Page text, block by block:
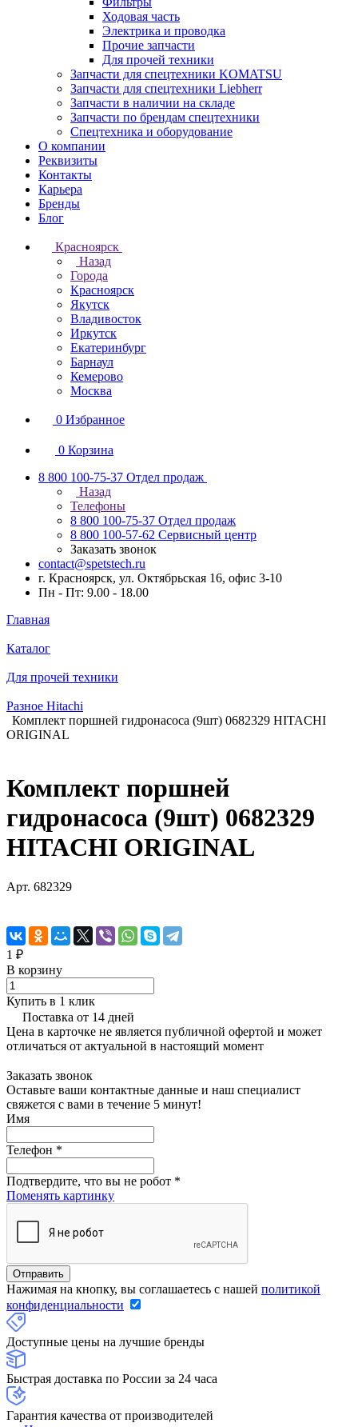
Ходовая часть
Электрика и проводка
Прочие запчасти
Для прочей техники
Запчасти для спецтехники KOMATSU
Запчасти для спецтехники Liebherr
Запчасти в наличии на складе
Запчасти по брендам спецтехники
Спецтехника и оборудование
О компании
Реквизиты
Контакты
Карьера
Бренды
Блог
Красноярск
Назад
Города
Красноярск
Якутск
Владивосток
Иркутск
Екатеринбург
Барнаул
Кемерово
Москва
0 Избранное
0 Корзина
8 800 100-75-37 Отдел продаж
Назад
Телефоны
8 800 100-75-37 Отдел продаж
8 800 100-57-62 Сервисный центр
Заказать звонок
contact@spetstech.ru
г. Красноярск, ул. Октябрьская 16, офис 3-10
Пн - Пт: 9.00 - 18.00
Главная
Каталог
Для прочей техники
Разное Hitachi
Комплект поршней гидронасоса (9шт) 0682329 HITACHI
ORIGINAL
Комплект поршней
гидронасоса (9шт) 0682329
HITACHI ORIGINAL
Арт. 682329
1 ₽
В корзину
Купить в 1 клик
Поставка от 14 дней
Цена в карточке не является публичной офертой и может
отличаться от актуальной в настоящий момент
Заказать звонок
Оставьте ваши контактные данные и наш специалист
свяжется с вами в течение 5 минут!
Имя
Телефон *
Подтвердите, что вы не робот *
Поменять картинку
Нажимая на кнопку, вы соглашаетесь с нашей политикой
конфиденциальности
Доступные цены на лучшие бренды
Быстрая доставка по России за 24 часа
Гарантия качества от производителей